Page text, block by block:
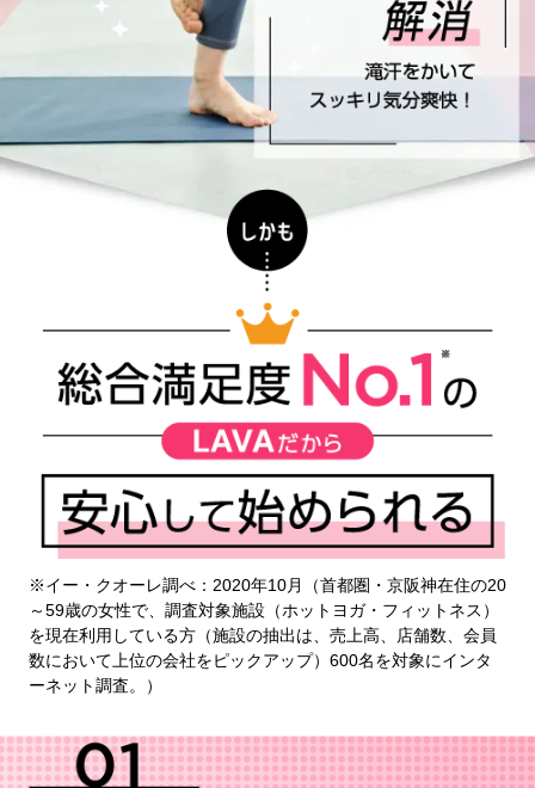
※イー・クオーレ調べ：2020年10月（首都圏・京阪神在住の20
～59歳の女性で、調査対象施設（ホットヨガ・フィットネス）
を現在利用している方（施設の抽出は、売上高、店舗数、会員
数において上位の会社をピックアップ）600名を対象にインタ
ーネット調査。）